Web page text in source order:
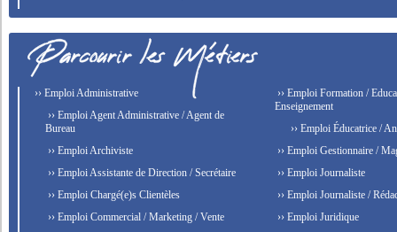
›› Emploi Administrative
›› Emploi Agent Administrative / Agent de
Bureau
›› Emploi Archiviste
›› Emploi Assistante de Direction / Secrétaire
›› Emploi Chargé(e)s Clientèles
›› Emploi Commercial / Marketing / Vente
›› Emploi Formation /
Enseignement
›› Emploi Éducatrice /
›› Emploi Gestionnaire /
›› Emploi Journaliste
›› Emploi Journaliste /
›› Emploi Juridique